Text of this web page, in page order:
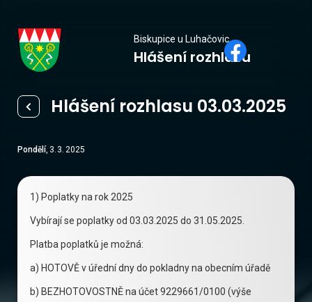
Biskupice
u Luhačovic
Biskupice u Luhačovic
Hlášení rozhlasu
Hlášení rozhlasu 03.03.2025
Pondělí, 3. 3. 2025
1) Poplatky na rok 2025
Vybírají se poplatky od 03.03.2025 do 31.05.2025.
Platba poplatků je možná:
a) HOTOVĚ v úřední dny do pokladny na obecním úřadě
b) BEZHOTOVOSTNĚ na účet 9229661/0100 (výše